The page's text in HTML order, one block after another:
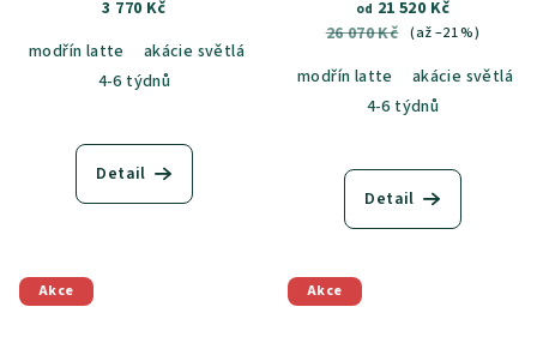
3 770 Kč
modřín latte
akácie světlá
4-6 týdnů
Detail
možnost zrcadla
od 21 520 Kč
26 070 Kč (až –21 %)
modřín latte akácie světlá
4-6 týdnů
Detail
Akce Akce